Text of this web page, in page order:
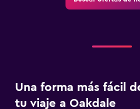
Una forma más fácil
tu viaje a Oakdale